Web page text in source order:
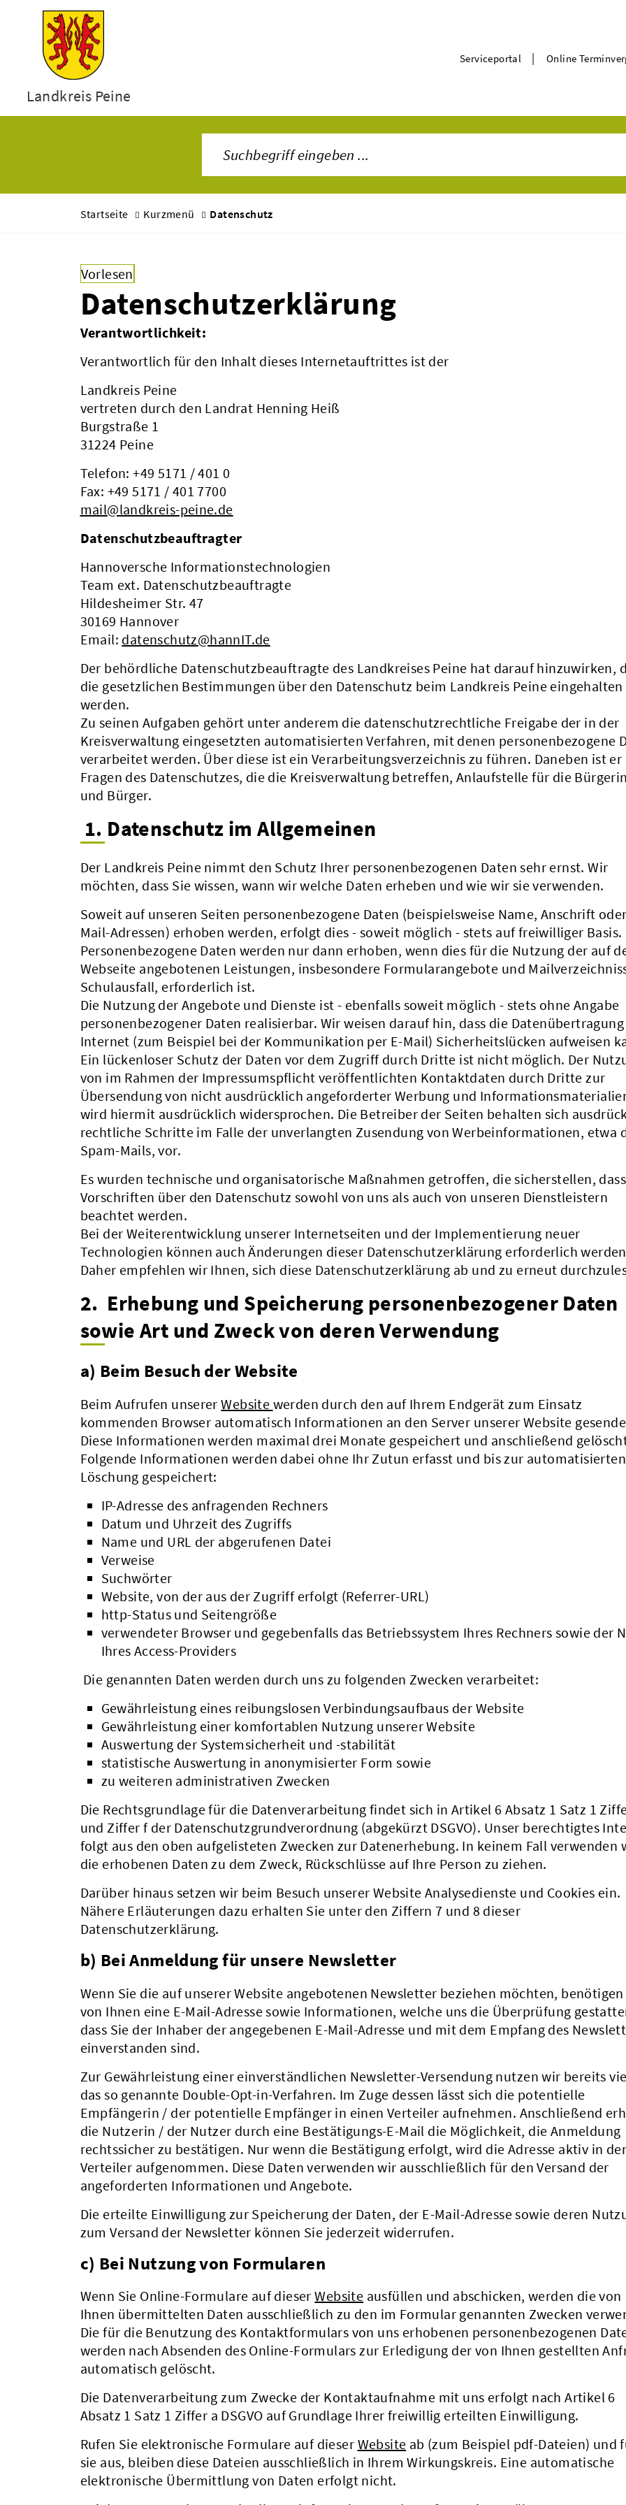
Landkreis Peine
Serviceportal | Online
Startseite Kurzmenü Datenschutz
Vorlesen
Datenschutzerklärung
Verantwortlichkeit:
Verantwortlich für den Inhalt dieses Internetauftrittes ist der
Landkreis Peine
vertreten durch den Landrat Henning Heiß
Burgstraße 1
31224 Peine
Telefon: +49 5171 / 401 0
Fax: +49 5171 / 401 7700
mail@landkreis-peine.de
Datenschutzbeauftragter
Hannoversche Informationstechnologien
Team ext. Datenschutzbeauftragte
Hildesheimer Str. 47
30169 Hannover
Email: datenschutz@hannIT.de
Der behördliche Datenschutzbeauftragte des Landkreises Peine hat darauf hinzuwirken,
die gesetzlichen Bestimmungen über den Datenschutz beim Landkreis Peine eingehalten
werden.
Zu seinen Aufgaben gehört unter anderem die datenschutzrechtliche Freigabe der in der
Kreisverwaltung eingesetzten automatisierten Verfahren, mit denen personenbezogene
verarbeitet werden. Über diese ist ein Verarbeitungsverzeichnis zu führen. Daneben ist er
Fragen des Datenschutzes, die die Kreisverwaltung betreffen, Anlaufstelle für die
und Bürger.
1. Datenschutz im Allgemeinen
Der Landkreis Peine nimmt den Schutz Ihrer personenbezogenen Daten sehr ernst. Wir
möchten, dass Sie wissen, wann wir welche Daten erheben und wie wir sie verwenden.
Soweit auf unseren Seiten personenbezogene Daten (beispielsweise Name, Anschrift
Mail-Adressen) erhoben werden, erfolgt dies - soweit möglich - stets auf freiwilliger Basis.
Personenbezogene Daten werden nur dann erhoben, wenn dies für die Nutzung der auf
Webseite angebotenen Leistungen, insbesondere Formularangebote und
Schulausfall, erforderlich ist.
Die Nutzung der Angebote und Dienste ist - ebenfalls soweit möglich - stets ohne Angabe
personenbezogener Daten realisierbar. Wir weisen darauf hin, dass die
Internet (zum Beispiel bei der Kommunikation per E-Mail) Sicherheitslücken aufweisen
Ein lückenloser Schutz der Daten vor dem Zugriff durch Dritte ist nicht möglich. Der
von im Rahmen der Impressumspflicht veröffentlichten Kontaktdaten durch Dritte zur
Übersendung von nicht ausdrücklich angeforderter Werbung und
wird hiermit ausdrücklich widersprochen. Die Betreiber der Seiten behalten sich
rechtliche Schritte im Falle der unverlangten Zusendung von Werbeinformationen, etwa
Spam-Mails, vor.
Es wurden technische und organisatorische Maßnahmen getroffen, die sicherstellen,
Vorschriften über den Datenschutz sowohl von uns als auch von unseren Dienstleistern
beachtet werden.
Bei der Weiterentwicklung unserer Internetseiten und der Implementierung neuer
Technologien können auch Änderungen dieser Datenschutzerklärung erforderlich
Daher empfehlen wir Ihnen, sich diese Datenschutzerklärung ab und zu erneut
2. Erhebung und Speicherung personenbezogener Daten
sowie Art und Zweck von deren Verwendung
a) Beim Besuch der Website
Beim Aufrufen unsererWebsite werden durch den auf Ihrem Endgerät zum Einsatz
kommenden Browser automatisch Informationen an den Server unserer Website
Diese Informationen werden maximal drei Monate gespeichert und anschließend
Folgende Informationen werden dabei ohne Ihr Zutun erfasst und bis zur automatisierten
Löschung gespeichert:
IP-Adresse des anfragenden Rechners
Datum und Uhrzeit des Zugriffs
Name und URL der abgerufenen Datei
Verweise
Suchwörter
Website, von der aus der Zugriff erfolgt (Referrer-URL)
http-Status und Seitengröße
verwendeter Browser und gegebenfalls das Betriebssystem Ihres Rechners sowie der
Ihres Access-Providers
Die genannten Daten werden durch uns zu folgenden Zwecken verarbeitet:
Gewährleistung eines reibungslosen Verbindungsaufbaus der Website
Gewährleistung einer komfortablen Nutzung unserer Website
Auswertung der Systemsicherheit und -stabilität
statistische Auswertung in anonymisierter Form sowie
zu weiteren administrativen Zwecken
Die Rechtsgrundlage für die Datenverarbeitung findet sich in Artikel 6 Absatz 1 Satz 1
und Ziffer f der Datenschutzgrundverordnung (abgekürzt DSGVO). Unser berechtigtes
folgt aus den oben aufgelisteten Zwecken zur Datenerhebung. In keinem Fall verwenden
die erhobenen Daten zu dem Zweck, Rückschlüsse auf Ihre Person zu ziehen.
Darüber hinaus setzen wir beim Besuch unserer Website Analysedienste und Cookies ein.
Nähere Erläuterungen dazu erhalten Sie unter den Ziffern 7 und 8 dieser
Datenschutzerklärung.
b) Bei Anmeldung für unsere Newsletter
Wenn Sie die auf unserer Website angebotenen Newsletter beziehen möchten,
von Ihnen eine E-Mail-Adresse sowie Informationen, welche uns die Überprüfung
dass Sie der Inhaber der angegebenen E-Mail-Adresse und mit dem Empfang des
einverstanden sind.
Zur Gewährleistung einer einverständlichen Newsletter-Versendung nutzen wir bereits
das so genannte Double-Opt-in-Verfahren. Im Zuge dessen lässt sich die potentielle
Empfängerin / der potentielle Empfänger in einen Verteiler aufnehmen. Anschließend
die Nutzerin / der Nutzer durch eine Bestätigungs-E-Mail die Möglichkeit, die Anmeldung
rechtssicher zu bestätigen. Nur wenn die Bestätigung erfolgt, wird die Adresse aktiv in
Verteiler aufgenommen. Diese Daten verwenden wir ausschließlich für den Versand der
angeforderten Informationen und Angebote.
Die erteilte Einwilligung zur Speicherung der Daten, der E-Mail-Adresse sowie deren
zum Versand der Newsletter können Sie jederzeit widerrufen.
c) Bei Nutzung von Formularen
Wenn Sie Online-Formulare auf dieserWebsite ausfüllen und abschicken, werden die von
Ihnen übermittelten Daten ausschließlich zu den im Formular genannten Zwecken
Die für die Benutzung des Kontaktformulars von uns erhobenen personenbezogenen
werden nach Absenden des Online-Formulars zur Erledigung der von Ihnen gestellten
automatisch gelöscht.
Die Datenverarbeitung zum Zwecke der Kontaktaufnahme mit uns erfolgt nach Artikel 6
Absatz 1 Satz 1 Ziffer a DSGVO auf Grundlage Ihrer freiwillig erteilten Einwilligung.
Rufen Sie elektronische Formulare auf dieser Website ab (zum Beispiel pdf-Dateien) und
sie aus, bleiben diese Dateien ausschließlich in Ihrem Wirkungskreis. Eine automatische
elektronische Übermittlung von Daten erfolgt nicht.